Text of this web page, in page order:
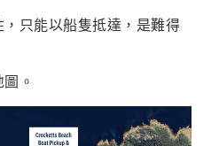
只能以船隻抵達，是難得
。